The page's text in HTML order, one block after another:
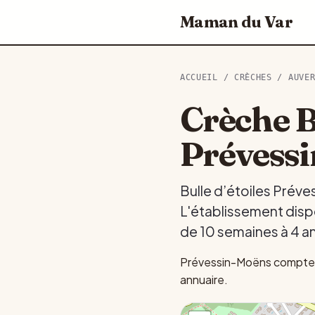
Maman du Var
ACCUEIL / CRÈCHES /
Crèche
Bulle d’étoiles
L'établissement
de 10 semaines à 4
Prévessin-Moëns
annuaire.